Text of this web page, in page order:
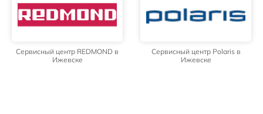
Сервисный центр REDMOND в
Ижевске
Сервисный центр Polaris в
Ижевске